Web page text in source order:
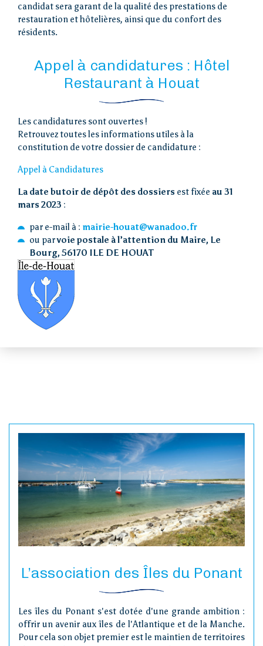
Loi îles
métropolitaines
Visiter
Vivre
Actions de l’AIP
candidat sera garant de la qualité des prestations de
restauration et hôtelières, ainsi que du confort des
résidents.
Appel à candidatures : Hôtel
Restaurant à Houat
Les candidatures sont ouvertes !
Retrouvez toutes les informations utiles à la
constitution de votre dossier de candidature :
Appel à Candidatures
La date butoir de dépôt des dossiers est fixée au 31
mars 2023 :
par e-mail à : mairie-houat@wanadoo.fr
ou parvoie postale à l’attention du Maire, Le
Bourg, 56170 ILE DE HOUAT
L’association des Îles du Ponant
Les îles du Ponant s'est dotée d'une grande ambition :
offrir un avenir aux îles de l'Atlantique et de la Manche.
Pour cela son objet premier est le maintien de territoires